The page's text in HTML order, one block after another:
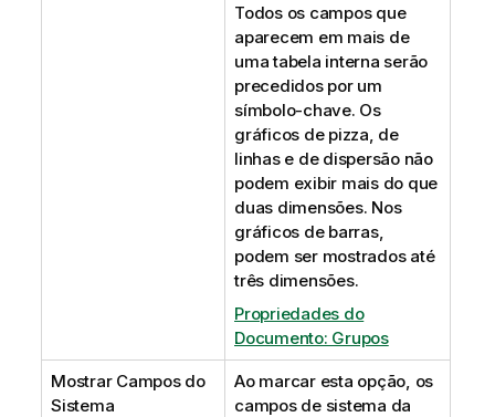
Todos os campos que
aparecem em mais de
uma tabela interna serão
precedidos por um
símbolo-chave. Os
gráficos de pizza, de
linhas e de dispersão não
podem exibir mais do que
duas dimensões. Nos
gráficos de barras,
podem ser mostrados até
três dimensões.
Propriedades do
Documento: Grupos
Mostrar Campos do
Sistema
Ao marcar esta opção, os
campos de sistema da